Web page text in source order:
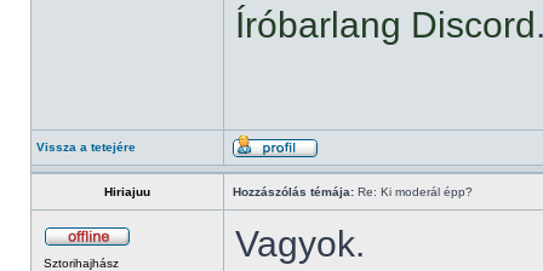
Íróbarlang Discord
Vissza a tetejére
Hiriajuu Hozzászólás témája: Re: Ki moderál épp?
Sztorihajhász Vagyok.